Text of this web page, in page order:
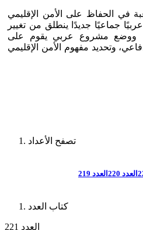
في الحفاظ على الأمن الإقليمي
جماعيًا جديدًا ينطلق من تغيير
ووضع مشروع عربي يقوم على
وتحديد مفهوم الأمن الإقليمي
تصفح الأعداد
العدد 220 العدد 219
كتاب العدد
العدد 221